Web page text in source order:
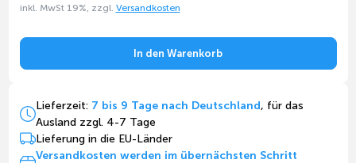
inkl. MwSt 19%, zzgl. Versandkosten
In den Warenkorb
Lieferzeit: 7 bis 9 Tage nach Deutschland, für das
Ausland zzgl. 4-7 Tage
Lieferung in die EU-Länder
Versandkosten werden im übernächsten Schritt